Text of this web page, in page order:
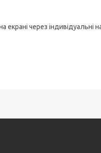
екрані через індивідуальні